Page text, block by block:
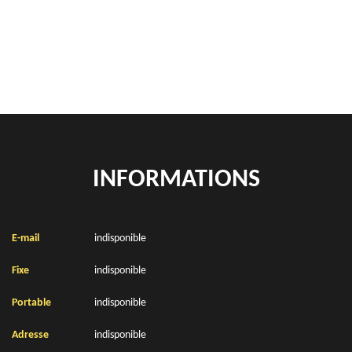
INFORMATIONS
E-mail indisponible
Fixe indisponible
Portable indisponible
Adresse indisponible